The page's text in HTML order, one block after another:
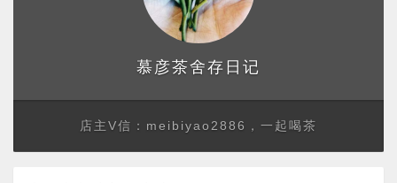
慕彦茶舍存日记
店主V信：meibiyao2886，一起喝茶